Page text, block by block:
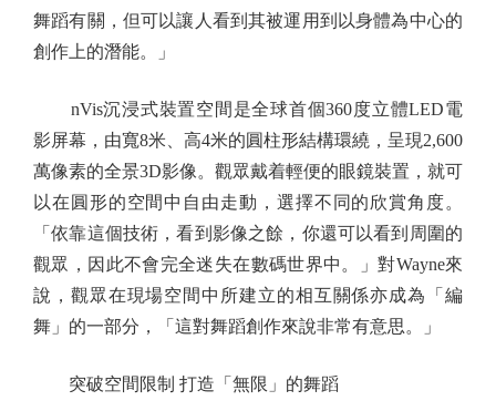
舞蹈有關，但可以讓人看到其被運用到以身體為中心的
創作上的潛能。」
nVis沉浸式裝置空間是全球首個360度立體LED電
影屏幕，由寬8米、高4米的圓柱形結構環繞，呈現2,600
萬像素的全景3D影像。觀眾戴着輕便的眼鏡裝置，就可
以在圓形的空間中自由走動，選擇不同的欣賞角度。
「依靠這個技術，看到影像之餘，你還可以看到周圍的
觀眾，因此不會完全迷失在數碼世界中。」對Wayne來
說，觀眾在現場空間中所建立的相互關係亦成為「編
舞」的一部分，「這對舞蹈創作來說非常有意思。」
突破空間限制 打造「無限」的舞蹈